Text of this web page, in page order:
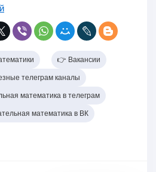
👉 Вакансии
телеграм каналы
математика в телеграм
математика в ВК